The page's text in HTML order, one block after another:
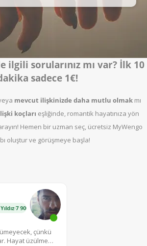
ilgili sorularınız mı var? İlk 10
sadece 1€!
mevcut ilişkinizde daha mutlu olmak mı
koçları eşliğinde, romantik hayatınıza yön
Hemen bir uzman seç, ücretsiz MyWengo
oluştur ve görüşmeye başla!
·7 900 danışmanlık
çünkü
Hayat üzülmek